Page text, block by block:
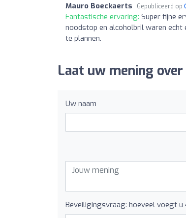
Mauro Boeckaerts Gepubliceerd op
Fantastische ervaring: Super fijne
noodstop en alcoholbril waren echt
te plannen.
Laat uw mening over
Uw naam
Beveiligingsvraag: hoeveel voegt u